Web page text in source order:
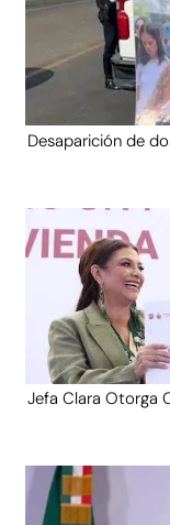
Desaparición de
Jefa Clara Otorga